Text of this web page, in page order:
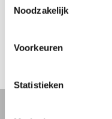
Noodzakelijk
Voorkeuren
Statistieken
iets moois.
SCHRIJF JE NU IN!